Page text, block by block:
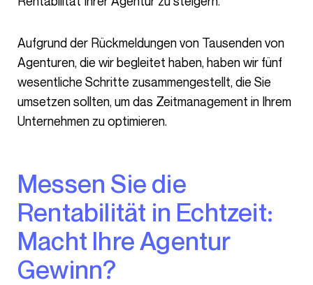
Aufgrund der Rückmeldungen von Tausenden von
Agenturen, die wir begleitet haben, haben wir fünf
wesentliche Schritte zusammengestellt, die Sie
umsetzen sollten, um das Zeitmanagement in Ihrem
Unternehmen zu optimieren.
Messen Sie die
Rentabilität in Echtzeit:
Macht Ihre Agentur
Gewinn?